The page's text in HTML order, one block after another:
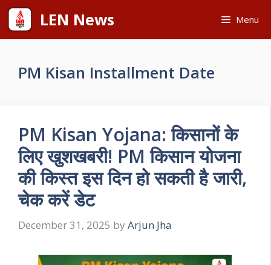
Skip
content
LEN News Menu
PM Kisan Installment Date
PM Kisan Yojana: किसानों के
लिए खुशखबरी! PM किसान योजना
की किस्त इस दिन हो सकती है जारी,
चेक करें डेट
December 31, 2025 by Arjun Jha